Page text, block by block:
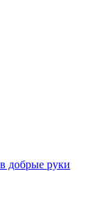
добрые руки